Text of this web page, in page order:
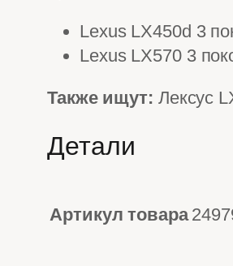
Lexus LX450d 3
Lexus LX570 3
Также ищут: Лексус
Детали
Артикул товара